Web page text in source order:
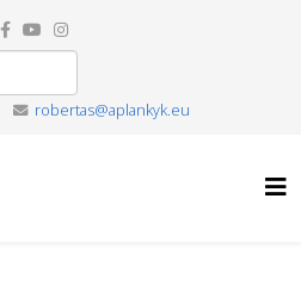
robertas@aplankyk.eu